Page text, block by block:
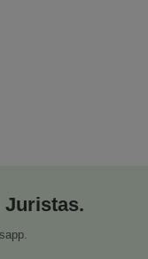
Juristas.